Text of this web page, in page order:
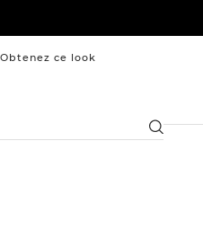
Obtenez ce look
Chercher